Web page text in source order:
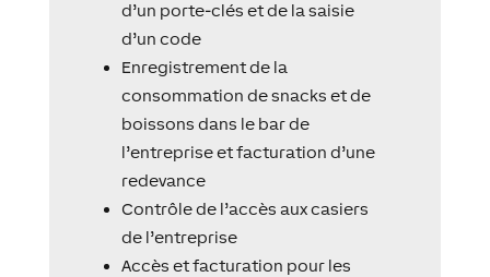
d’un porte-clés et de la saisie
d’un code
Enregistrement de la
consommation de snacks et de
boissons dans le bar de
l’entreprise et facturation d’une
redevance
Contrôle de l’accès aux casiers
de l’entreprise
Accès et facturation pour les